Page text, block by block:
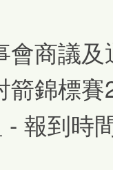
會商議及
箭錦標
到時